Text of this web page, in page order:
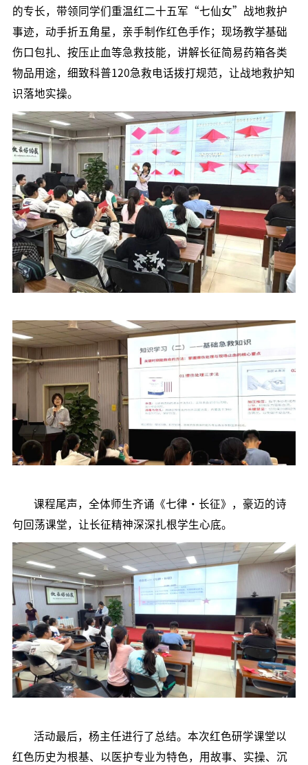
的专长，带领同学们重温红二十五军“七仙女”战地救护
事迹，动手折五角星，亲手制作红色手作；现场教学基础
伤口包扎、按压止血等急救技能，讲解长征简易药箱各类
物品用途，细致科普120急救电话拨打规范，让战地救护知
识落地实操。
课程尾声，全体师生齐诵《七律・长征》，豪迈的诗
句回荡课堂，让长征精神深深扎根学生心底。
活动最后，杨主任进行了总结。本次红色研学课堂以
红色历史为根基、以医护专业为特色，用故事、实操、沉